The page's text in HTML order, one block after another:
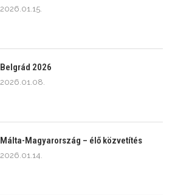
2026.01.15.
Belgrád 2026
2026.01.08.
Málta-Magyarország – élő közvetítés
2026.01.14.